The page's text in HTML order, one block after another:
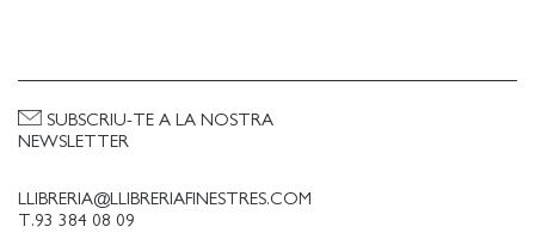
LLIBRERIA@LLIBRERIAFINESTRES.COM
T.93 384 08 09
SUBSCRIU-TE A LA NOSTRA
NEWSLETTER